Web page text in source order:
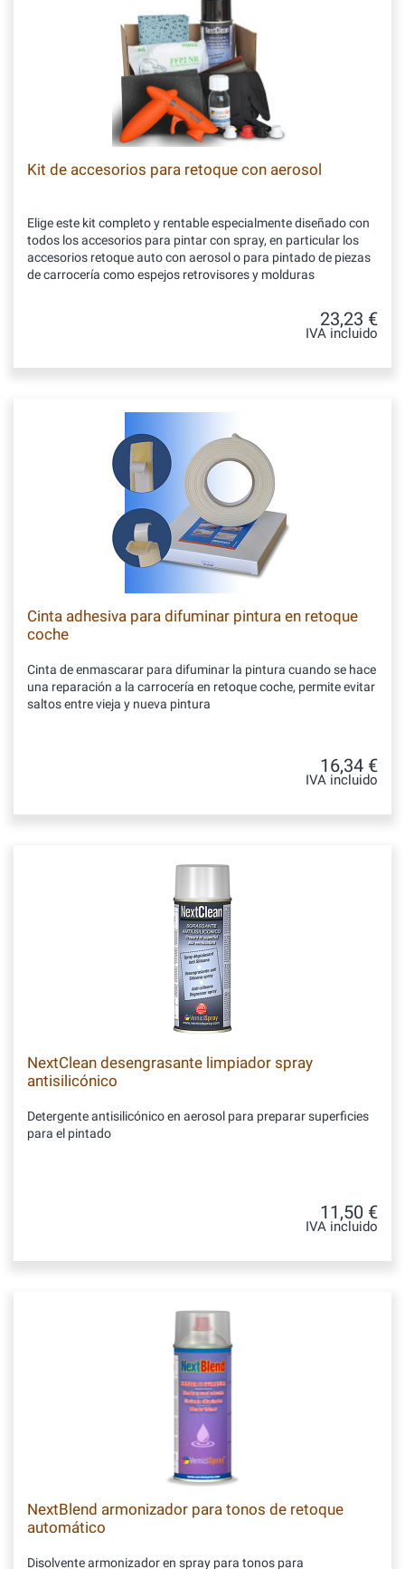
Kit de accesorios para retoque con aerosol
Elige este kit completo y rentable especialmente diseñado con
todos los accesorios para pintar con spray, en particular los
accesorios retoque auto con aerosol o para pintado de piezas
de carrocería como espejos retrovisores y molduras
23,23 €
IVA incluido
Cinta adhesiva para difuminar pintura en retoque
coche
Cinta de enmascarar para difuminar la pintura cuando se hace
una reparación a la carrocería en retoque coche, permite evitar
saltos entre vieja y nueva pintura
16,34 €
IVA incluido
NextClean desengrasante limpiador spray
antisilicónico
Detergente antisilicónico en aerosol para preparar superficies
para el pintado
11,50 €
IVA incluido
NextBlend armonizador para tonos de retoque
automático
Disolvente armonizador en spray para tonos para